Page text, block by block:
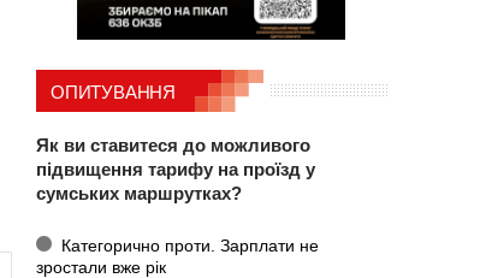
ОПИТУВАННЯ
Як ви ставитеся до можливого
підвищення тарифу на проїзд у
сумських маршрутках?
Категорично проти. Зарплати не
зростали вже рік